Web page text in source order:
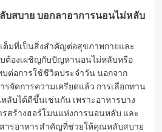
บสบาย บอกลาอาการนอนไม่หลับ
ต็มที่เป็นสิ่งสำคัญต่อสุขภาพกายและ
ต้องเผชิญกับปัญหานอนไม่หลับหรือ
ต่อการใช้ชีวิตประจำวัน นอกจาก
จัดการความเครียดแล้ว การเลือกทาน
ลับได้ดีขึ้นเช่นกัน เพราะอาหารบาง
สร้างฮอร์โมนแห่งการนอนหลับ และ
ารอาหารสำคัญที่ช่วยให้คุณหลับสบาย